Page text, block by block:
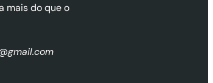
mais do que o